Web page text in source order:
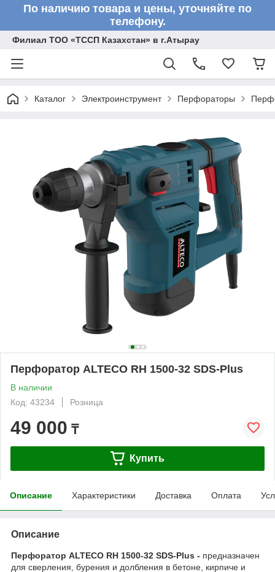
По наличию товара и цены, уточняйте по
телефону.
Филиал ТОО «ТССП Казахстан» в г.Атырау
Каталог Электроинструмент Перфораторы
Перфоратор ALTECO RH 1500-32 SDS-Plus
В наличии
Код: 43234
Розница
49 000 ₸
Купить
Описание Характеристики Доставка Оплата
Описание
Перфоратор ALTECO RH 1500-32 SDS-Plus - предназначен
для сверления, бурения и долбления в бетоне, кирпиче и